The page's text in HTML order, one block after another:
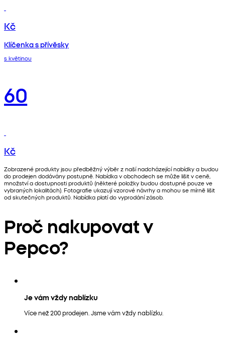
Kč
Klíčenka s přívěsky
s květinou
60
Kč
Zobrazené produkty jsou předběžný výběr z naší nadcházející nabídky a budou
do prodejen dodávány postupně. Nabídka v obchodech se může lišit v ceně,
množství a dostupnosti produktů (některé položky budou dostupné pouze ve
vybraných lokalitách). Fotografie ukazují vzorové návrhy a mohou se mírně lišit
od skutečných produktů. Nabídka platí do vyprodání zásob.
Proč nakupovat v
Pepco?
Je vám vždy nablízku
Více než 200 prodejen. Jsme vám vždy nablízku.